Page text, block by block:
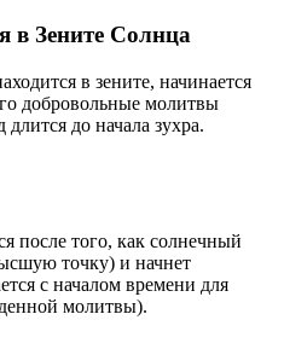
в Зените Солнца
в зените, начинается
добровольные молитвы
до начала зухра.
после того, как солнечный
точку) и начнет
с началом времени для
молитвы).